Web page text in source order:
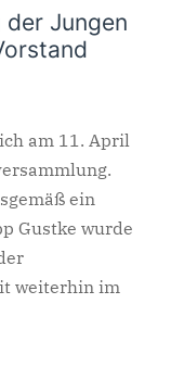
Jungen
am 11. April
ein
Gustke wurde
weiterhin im